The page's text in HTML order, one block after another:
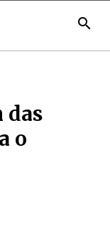
search
das
o